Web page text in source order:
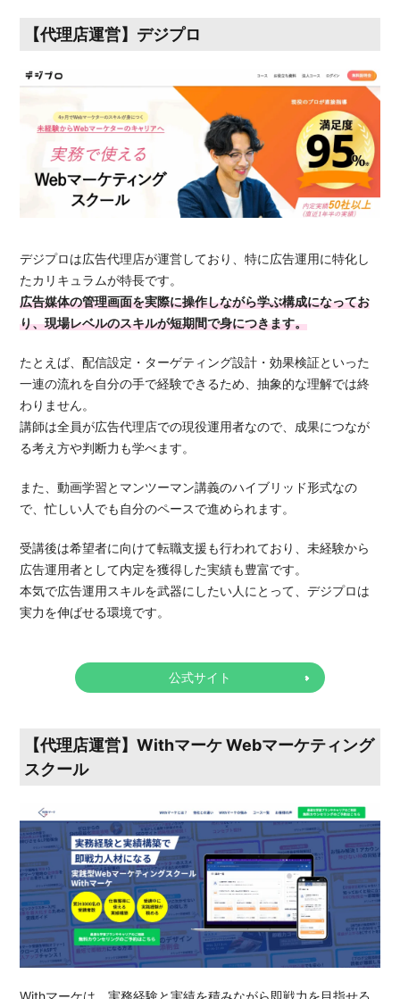
【代理店運営】デジプロ
デジプロは広告代理店が運営しており、特に広告運用に特化し
たカリキュラムが特長です。
広告媒体の管理画面を実際に操作しながら学ぶ構成になってお
り、現場レベルのスキルが短期間で身につきます。
たとえば、配信設定・ターゲティング設計・効果検証といった
一連の流れを自分の手で経験できるため、抽象的な理解では終
わりません。
講師は全員が広告代理店での現役運用者なので、成果につなが
る考え方や判断力も学べます。
また、動画学習とマンツーマン講義のハイブリッド形式なの
で、忙しい人でも自分のペースで進められます。
受講後は希望者に向けて転職支援も行われており、未経験から
広告運用者として内定を獲得した実績も豊富です。
本気で広告運用スキルを武器にしたい人にとって、デジプロは
実力を伸ばせる環境です。
公式サイト
【代理店運営】Withマーケ Webマーケティング
スクール